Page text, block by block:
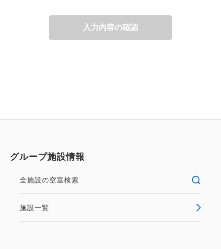
入力内容の確認
グループ施設情報
全施設の空室検索
施設一覧